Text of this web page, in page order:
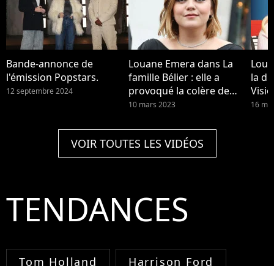
Bande-annonce de
l'émission Popstars.
12 septembre 2024
Louane Emera dans La
famille Bélier : elle a
provoqué la colère de
Michel Sardou
10 mars 2023
la
ou
16
VOIR TOUTES LES VIDÉOS
TENDANCES
Tom Holland Harrison Ford